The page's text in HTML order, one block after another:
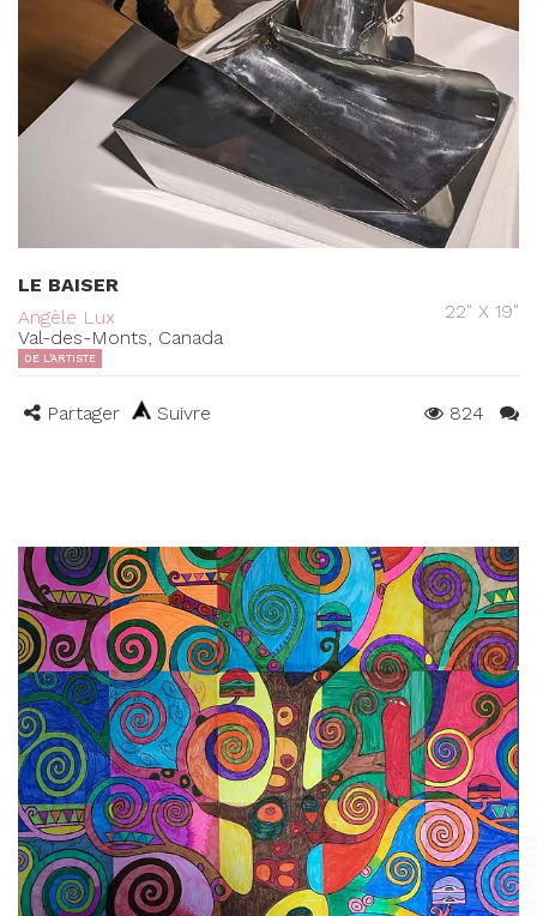
LE BAISER
Angèle Lux
Val-des-Monts, Canada
22" X 19"
DE L'ARTISTE
Partager Suivre 824